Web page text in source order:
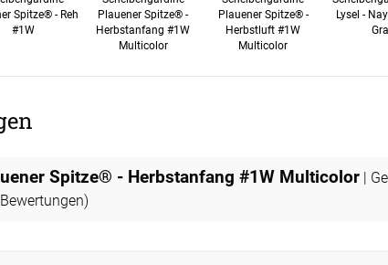
Spitze® - Reh
#1W
Plauener Spitze® -
Herbstanfang #1W
Multicolor
Plauener Spitze® -
Herbstluft #1W
Multicolor
Lysel -
Spitze® - Herbstanfang #1W Multicolor|